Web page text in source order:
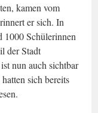
kamen vom
er sich. In
1000 Schülerinnen
der Stadt
nun auch sichtbar
sich bereits